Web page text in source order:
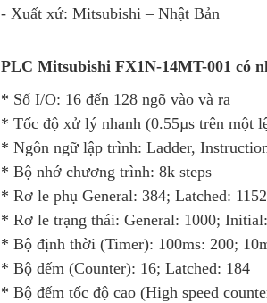
- Xuất xứ: Mitsubishi – Nhật Bản
PLC Mitsubishi FX1N-14MT-001 có
* Số I/O: 16 đến 128 ngõ vào và ra
* Tốc độ xử lý nhanh (0.55µs trên một
* Ngôn ngữ lập trình: Ladder,
* Bộ nhớ chương trình: 8k steps
* Rơ le phụ General: 384; Latched:
* Rơ le trạng thái: General: 1000;
* Bộ định thời (Timer): 100ms: 200;
* Bộ đếm (Counter): 16; Latched: 184
* Bộ đếm tốc độ cao (High speed